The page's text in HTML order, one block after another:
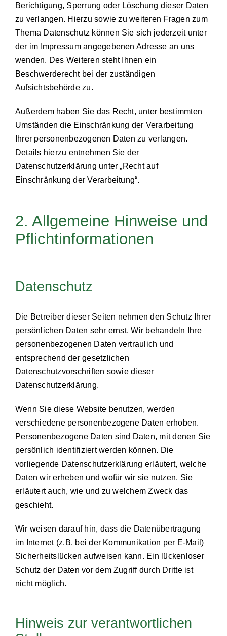
Berichtigung, Sperrung oder Löschung dieser Daten
zu verlangen. Hierzu sowie zu weiteren Fragen zum
Thema Datenschutz können Sie sich jederzeit unter
der im Impressum angegebenen Adresse an uns
wenden. Des Weiteren steht Ihnen ein
Beschwerderecht bei der zuständigen
Aufsichtsbehörde zu.
Außerdem haben Sie das Recht, unter bestimmten
Umständen die Einschränkung der Verarbeitung
Ihrer personenbezogenen Daten zu verlangen.
Details hierzu entnehmen Sie der
Datenschutzerklärung unter „Recht auf
Einschränkung der Verarbeitung“.
2. Allgemeine Hinweise und
Pflichtinformationen
Datenschutz
Die Betreiber dieser Seiten nehmen den Schutz Ihrer
persönlichen Daten sehr ernst. Wir behandeln Ihre
personenbezogenen Daten vertraulich und
entsprechend der gesetzlichen
Datenschutzvorschriften sowie dieser
Datenschutzerklärung.
Wenn Sie diese Website benutzen, werden
verschiedene personenbezogene Daten erhoben.
Personenbezogene Daten sind Daten, mit denen Sie
persönlich identifiziert werden können. Die
vorliegende Datenschutzerklärung erläutert, welche
Daten wir erheben und wofür wir sie nutzen. Sie
erläutert auch, wie und zu welchem Zweck das
geschieht.
Wir weisen darauf hin, dass die Datenübertragung
im Internet (z.B. bei der Kommunikation per E-Mail)
Sicherheitslücken aufweisen kann. Ein lückenloser
Schutz der Daten vor dem Zugriff durch Dritte ist
nicht möglich.
Hinweis zur verantwortlichen